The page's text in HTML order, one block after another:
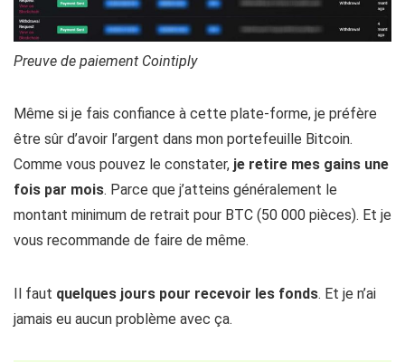
Preuve de paiement Cointiply
Même si je fais confiance à cette plate-forme, je préfère
être sûr d’avoir l’argent dans mon portefeuille Bitcoin.
Comme vous pouvez le constater, je retire mes gains une
fois par mois. Parce que j’atteins généralement le
montant minimum de retrait pour BTC (50 000 pièces). Et je
vous recommande de faire de même.
Il faut quelques jours pour recevoir les fonds. Et je n’ai
jamais eu aucun problème avec ça.